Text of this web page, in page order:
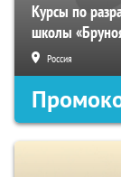
Курсы по
школы
Россия